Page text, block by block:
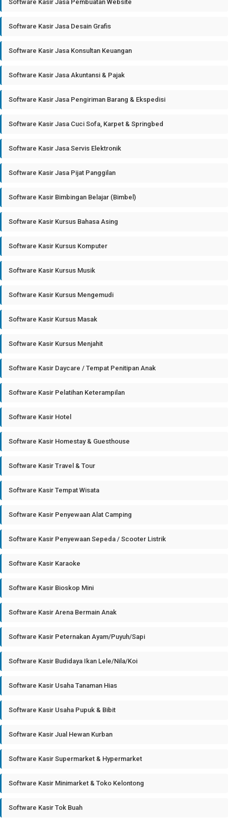
Software Kasir Jasa Pembuatan Website
Software Kasir Jasa Desain Grafis
Software Kasir Jasa Konsultan Keuangan
Software Kasir Jasa Akuntansi & Pajak
Software Kasir Jasa Pengiriman Barang & Ekspedisi
Software Kasir Jasa Cuci Sofa, Karpet & Springbed
Software Kasir Jasa Servis Elektronik
Software Kasir Jasa Pijat Panggilan
Software Kasir Bimbingan Belajar (Bimbel)
Software Kasir Kursus Bahasa Asing
Software Kasir Kursus Komputer
Software Kasir Kursus Musik
Software Kasir Kursus Mengemudi
Software Kasir Kursus Masak
Software Kasir Kursus Menjahit
Software Kasir Daycare / Tempat Penitipan Anak
Software Kasir Pelatihan Keterampilan
Software Kasir Hotel
Software Kasir Homestay & Guesthouse
Software Kasir Travel & Tour
Software Kasir Tempat Wisata
Software Kasir Penyewaan Alat Camping
Software Kasir Penyewaan Sepeda / Scooter Listrik
Software Kasir Karaoke
Software Kasir Bioskop Mini
Software Kasir Arena Bermain Anak
Software Kasir Peternakan Ayam/Puyuh/Sapi
Software Kasir Budidaya Ikan Lele/Nila/Koi
Software Kasir Usaha Tanaman Hias
Software Kasir Usaha Pupuk & Bibit
Software Kasir Jual Hewan Kurban
Software Kasir Supermarket & Hypermarket
Software Kasir Minimarket & Toko Kelontong
Software Kasir Tok Buah